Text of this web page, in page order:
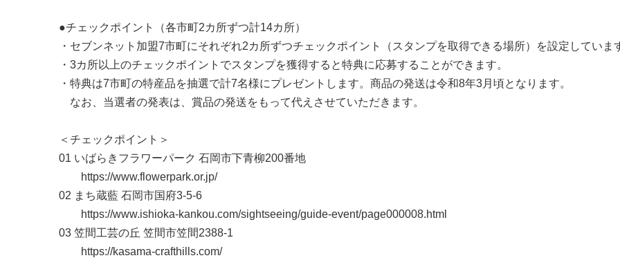
●チェックポイント（各市町2カ所ずつ計14カ所）
・セブンネット加盟7市町にそれぞれ2カ所ずつチェックポイント（スタンプを取得できる場所）を設定していま
・3カ所以上のチェックポイントでスタンプを獲得すると特典に応募することができます。
・特典は7市町の特産品を抽選で計7名様にプレゼントします。商品の発送は令和8年3月頃となります。
なお、当選者の発表は、賞品の発送をもって代えさせていただきます。
＜チェックポイント＞
01 いばらきフラワーパーク 石岡市下青柳200番地
https://www.flowerpark.or.jp/
02 まち蔵藍 石岡市国府3-5-6
https://www.ishioka-kankou.com/sightseeing/guide-event/page000008.html
03 笠間工芸の丘 笠間市笠間2388-1
https://kasama-crafthills.com/